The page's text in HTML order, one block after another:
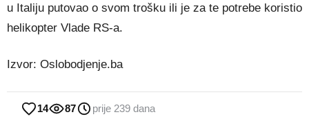
u Italiju putovao o svom trošku ili je za te potrebe koristio
helikopter Vlade RS-a.
Izvor: Oslobodjenje.ba
14 87 prije 239 dana